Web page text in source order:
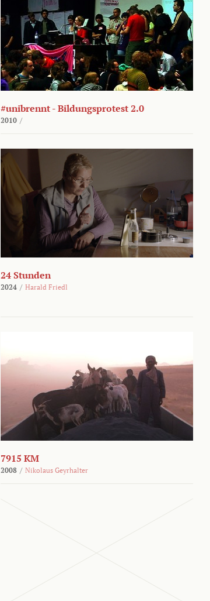
#unibrennt - Bildungsprotest 2.0
2010 /
24 Stunden
2024 / Harald Friedl
7915 KM
2008 / Nikolaus Geyrhalter